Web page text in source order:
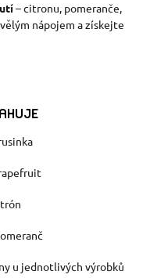
– citronu, pomeranče,
nápojem a získejte
u jednotlivých výrobků